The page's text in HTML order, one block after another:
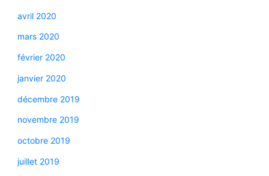
avril 2020
mars 2020
février 2020
janvier 2020
décembre 2019
novembre 2019
octobre 2019
juillet 2019